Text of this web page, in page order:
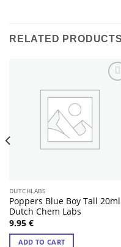
RELATED PRODUCTS
DUTCHLABS
Poppers Blue Boy Tall
Dutch Chem Labs
9.95 €
ADD TO CART